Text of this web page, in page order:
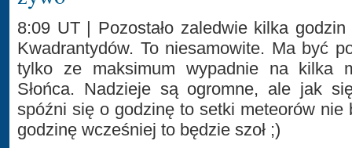
8:09 UT | Pozostało zaledwie kilka
Kwadrantydów. To niesamowite. Ma być
tylko ze maksimum wypadnie na kilka
Słońca. Nadzieje są ogromne, ale jak
spóźni się o godzinę to setki meteorów nie
godzinę wcześniej to będzie szoł ;)